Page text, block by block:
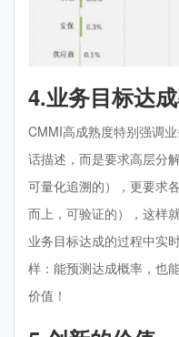
4.业务目标达
CMMI高成熟度特别强调
话描述，而是要求高层分
可量化追溯的），更要求
而上，可验证的），这样
业务目标达成的过程中实
样：能预测达成概率，也
价值！